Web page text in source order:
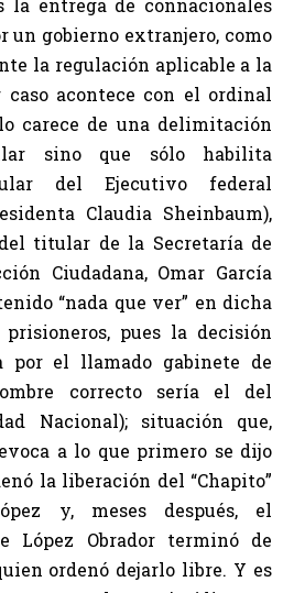
la entrega de connacionales
un gobierno extranjero, como
la regulación aplicable a la
acontece con el ordinal
carece de una delimitación
sino que sólo habilita
del Ejecutivo federal
Claudia Sheinbaum),
titular de la Secretaría de
Ciudadana, Omar García
“nada que ver” en dicha
pues la decisión
por el llamado gabinete de
correcto sería el del
Nacional); situación que,
a lo que primero se dijo
la liberación del “Chapito”
y, meses después, el
López Obrador terminó de
ordenó dejarlo libre. Y es